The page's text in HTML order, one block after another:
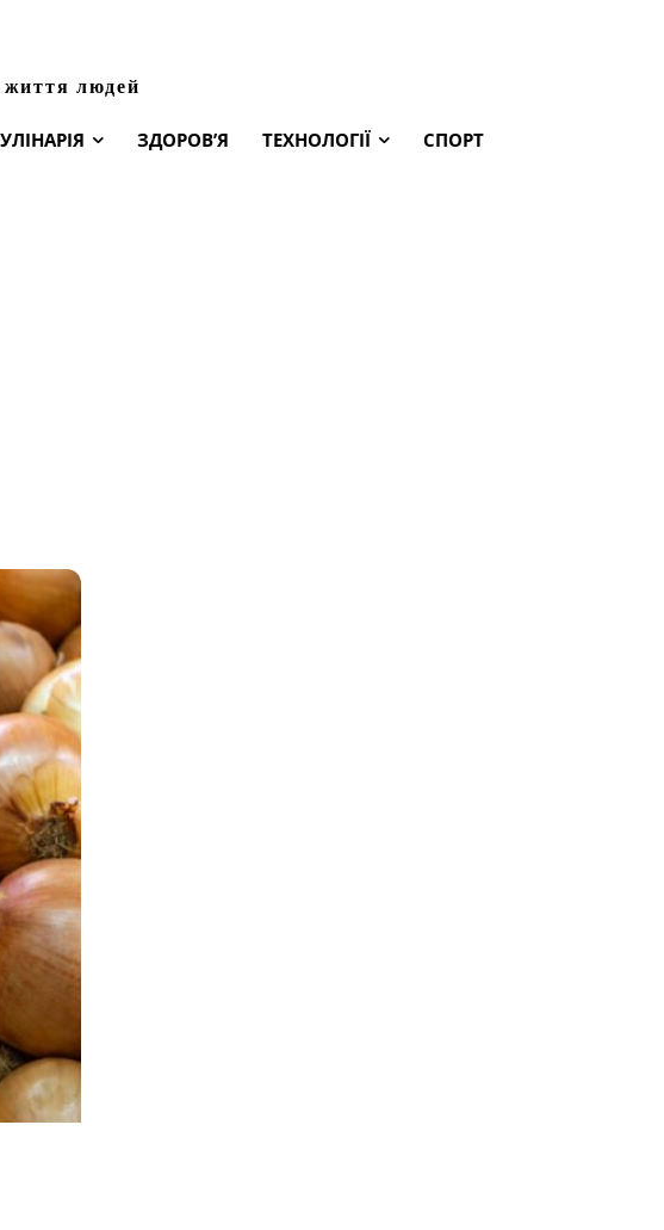
життя людей
ЗДОРОВ’Я ТЕХНОЛОГІЇ СПОРТ